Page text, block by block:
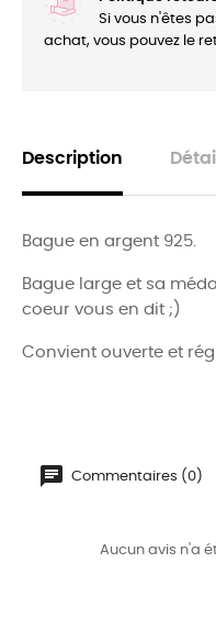
Si vous n'êtes
achat, vous pouvez le
Description
Bague en argent 925.
Bague large et sa
coeur vous en dit ;)
Convient ouverte et
Commentaires (0)
Aucun avis n'a